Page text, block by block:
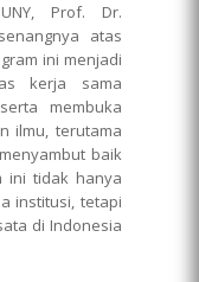
Prof. Dr.
atas
ini menjadi
kerja sama
membuka
ilmu, terutama
baik
ini tidak hanya
institusi, tetapi
di Indonesia